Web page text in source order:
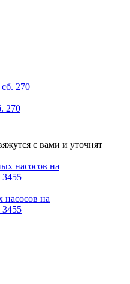
270
с вами и уточнят
насосов на
3455